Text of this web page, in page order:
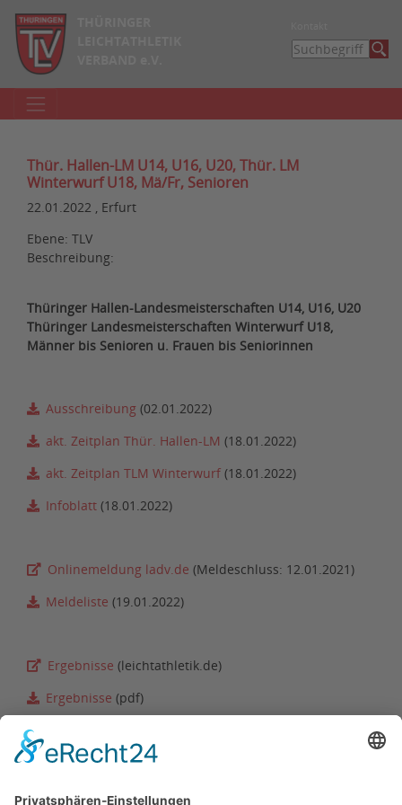
Thür. Hallen-LM U14, U16, U20, Thür. LM
Winterwurf U18, Mä/Fr, Senioren
22.01.2022 , Erfurt
Ebene: TLV
Beschreibung:
Thüringer Hallen-Landesmeisterschaften U14, U16, U20
Thüringer Landesmeisterschaften Winterwurf U18,
Männer bis Senioren u. Frauen bis Seniorinnen
Ausschreibung (02.01.2022)
akt. Zeitplan Thür. Hallen-LM (18.01.2022)
akt. Zeitplan TLM Winterwurf (18.01.2022)
Infoblatt (18.01.2022)
Onlinemeldung ladv.de (Meldeschluss: 12.01.2021)
Meldeliste (19.01.2022)
Ergebnisse (leichtathletik.de)
Ergebnisse (pdf)
Teilnahmevoraussetzungen Wettkampf am 22.01.2022